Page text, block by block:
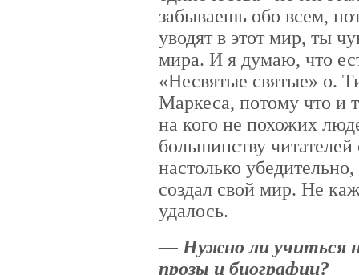
забываешь обо всем,
уводят в этот мир, ты
мира. И я думаю, что
«Несвятые святые» о.
Маркеса, потому что и
на кого не похожих
большинству читателей
настолько
создал свой мир. Не
удалось.
— Нужно ли учиться
прозы и биографии?